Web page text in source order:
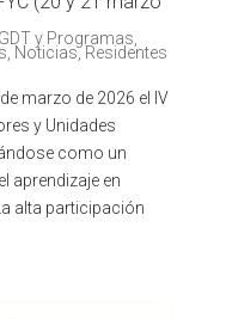
GDT y Programas
Noticias,Residentes
marzo de 2026 el IV
y Unidades
como un
aprendizaje en
alta participación